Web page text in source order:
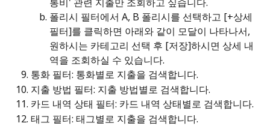
폴리시 필터에서 A, B 폴리시를 선택하고 [+상세
필터]를 클릭하면 아래와 같이 모달이 나타나서,
원하시는 카테고리 선택 후 [저장]하시면 상세 내
역을 조회하실 수 있습니다.
통화 필터: 통화별로 지출을 검색합니다.
지출 방법 필터: 지출 방법별로 검색합니다.
카드 내역 상태 필터: 카드 내역 상태별로 검색합니다.
태그 필터: 태그별로 지출을 검색합니다.